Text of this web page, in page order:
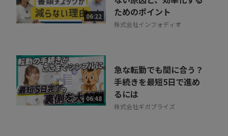
06:22
ためのポイント
株式会社インフォディオ
06:48
急な転勤でも間に合う？
手続きを最短5日で進め
るには
株式会社ギガプライズ